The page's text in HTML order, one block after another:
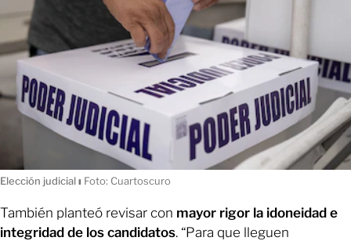
Elección judicialı Foto: Cuartoscuro
También planteó revisar con mayor rigor la idoneidad e
integridad de los candidatos. “Para que lleguen